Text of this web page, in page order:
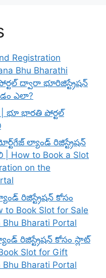
Registration
Bhu Bharathi
ద్వారా భూరిజిస్ట్రేషన్
ఎలా?
| భూ భారతి పోర్టల్
ల్యాండ్ రిజిస్ట్రేషన్
to Book a Slot
on the
రిజిస్ట్రేషన్ కోసం
Book Slot for Sale
Bharati Portal
రిజిస్ట్రేషన్ కోసం స్లాట్
Slot for Gift
Bharati Portal